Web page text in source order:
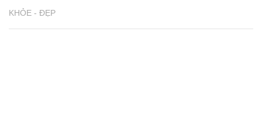
KHỎE - ĐẸP